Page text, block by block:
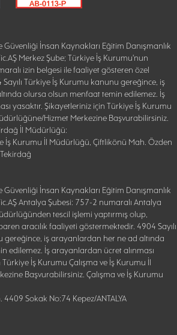
Güvenliği İnsan Kaynakları Eğitim Danışmanlık
Merkez Şube; Türkiye İş Kurumu'nun
izin belgesi ile faaliyet gösteren özel
Türkiye İş Kurumu kanunu gereğince, iş
olursa olsun menfaat temin edilemez. İş
yasaktır. Şikayetleriniz için Türkiye İş Kurumu
Hizmet Merkezine Başvurabilirsiniz.
İl Müdürlüğü:
İş Kurumu İl Müdürlüğü, Çiftlikönü Mah. Özden
Güvenliği İnsan Kaynakları Eğitim Danışmanlık
Antalya Şubesi: 757-2 numaralı Antalya
tescil işlemi yaptırmış olup,
aracılık faaliyeti göstermektedir. 4904 Sayılı
gereğince, iş arayanlardan her ne ad altında
edilemez. İş arayanlardan ücret alınması
İş Kurumu Çalışma ve İş Kurumu İl
Başvurabilirsiniz. Çalışma ve İş Kurumu
Sokak No:74 Kepez/ANTALYA